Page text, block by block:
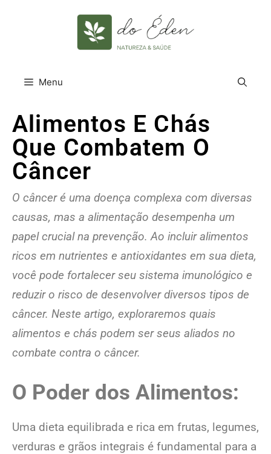
Menu
Alimentos E Chás
Que Combatem O
Câncer
O câncer é uma doença complexa com diversas
causas, mas a alimentação desempenha um
papel crucial na prevenção. Ao incluir alimentos
ricos em nutrientes e antioxidantes em sua dieta,
você pode fortalecer seu sistema imunológico e
reduzir o risco de desenvolver diversos tipos de
câncer. Neste artigo, exploraremos quais
alimentos e chás podem ser seus aliados no
combate contra o câncer.
O Poder dos Alimentos:
Uma dieta equilibrada e rica em frutas, legumes,
verduras e grãos integrais é fundamental para a